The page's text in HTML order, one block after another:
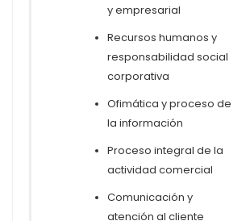
y empresarial
Recursos humanos y
responsabilidad social
corporativa
Ofimática y proceso de
la información
Proceso integral de la
actividad comercial
Comunicación y
atención al cliente